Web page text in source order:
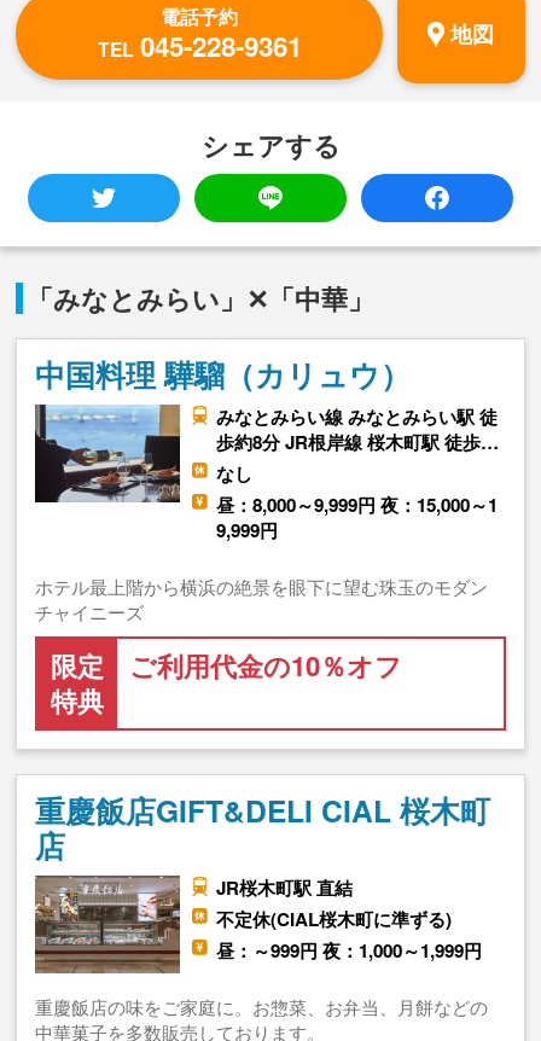
電話予約
TEL 045-228-9361 地図
シェアする
「みなとみらい」✕「中華」
中国料理 驊騮（カリュウ）
みなとみらい線 みなとみらい駅 徒
歩約8分 JR根岸線 桜木町駅 徒歩…
なし
昼：8,000～9,999円 夜：15,000～1
9,999円
ホテル最上階から横浜の絶景を眼下に望む珠玉のモダン
チャイニーズ
限定
特典
ご利用代金の10％オフ
重慶飯店GIFT&DELI CIAL 桜木町
店
JR桜木町駅 直結
不定休(CIAL桜木町に準ずる)
昼：～999円 夜：1,000～1,999円
重慶飯店の味をご家庭に。お惣菜、お弁当、月餅などの
中華菓子を多数販売しております。